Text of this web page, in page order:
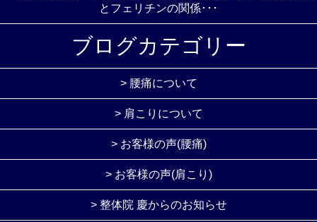
とフェリチンの関係･･･
ブログカテゴリー
> 腰痛について
> 肩こりについて
> お客様の声(腰痛)
> お客様の声(肩こり)
> 整体院 慶からのお知らせ